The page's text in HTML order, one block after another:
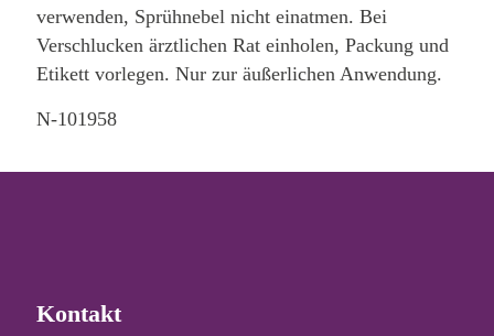
verwenden, Sprühnebel nicht einatmen. Bei
Verschlucken ärztlichen Rat einholen, Packung und
Etikett vorlegen. Nur zur äußerlichen Anwendung.
N-101958
Kontakt